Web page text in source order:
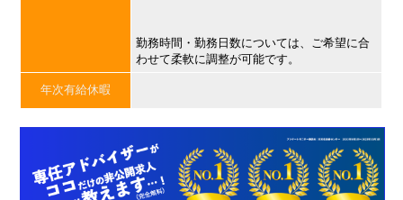
勤務時間・勤務日数については、ご希望に合
わせて柔軟に調整が可能です。
年次有給休暇